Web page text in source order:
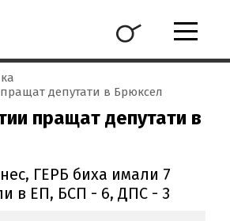
депутати в Брюксел
пращат депутати в
ГЕРБ биха имали 7
в ЕП, БСП - 6, ДПС - 3